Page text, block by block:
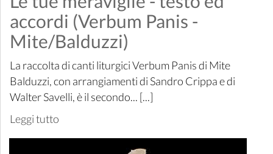
accordi (Verbum Panis -
Mite/Balduzzi)
La raccolta di canti liturgici Verbum Panis di Mite
Balduzzi, con arrangiamenti di Sandro Crippa e di
Walter Savelli, è il secondo... [...]
Leggi tutto